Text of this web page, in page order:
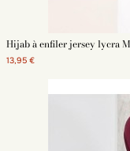
Hijab à enfiler jersey lycra
13,95 €